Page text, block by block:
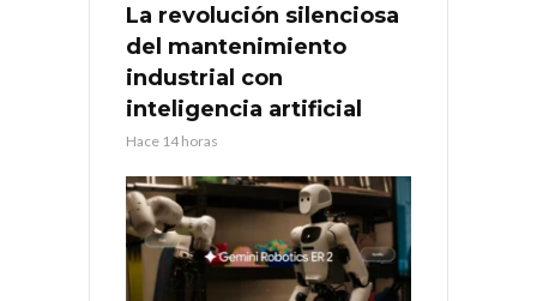
La revolución silenciosa
del mantenimiento
industrial con
inteligencia artificial
Hace 14 horas